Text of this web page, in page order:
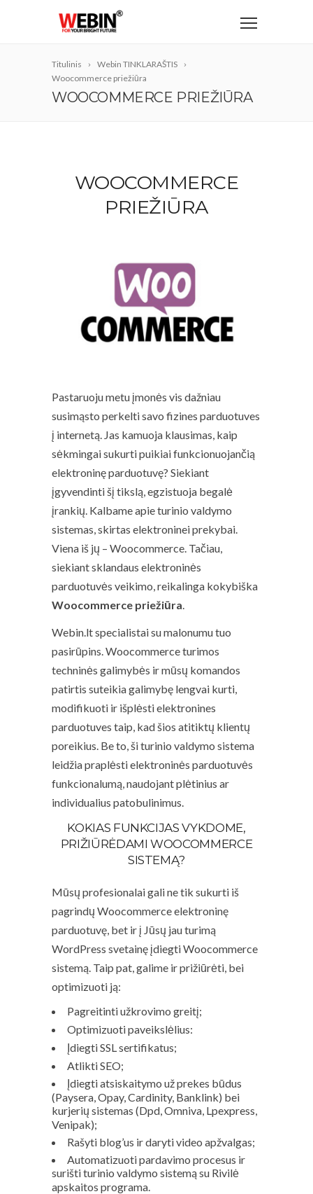
Titulinis
Webin TINKLARAŠTIS
Woocommerce priežiūra
WOOCOMMERCE PRIEŽIŪRA
WOOCOMMERCE
PRIEŽIŪRA
Pastaruoju metu įmonės vis dažniau
susimąsto perkelti savo fizines parduotuves
į internetą. Jas kamuoja klausimas, kaip
sėkmingai sukurti puikiai funkcionuojančią
elektroninę parduotuvę? Siekiant
įgyvendinti šį tikslą, egzistuoja begalė
įrankių. Kalbame apie turinio valdymo
sistemas, skirtas elektroninei prekybai.
Viena iš jų – Woocommerce. Tačiau,
siekiant sklandaus elektroninės
parduotuvės veikimo, reikalinga kokybiška
Woocommerce priežiūra
Webin.lt specialistai su malonumu tuo
pasirūpins. Woocommerce turimos
techninės galimybės ir mūsų komandos
patirtis suteikia galimybę lengvai kurti,
modifikuoti ir išplėsti elektronines
parduotuves taip, kad šios atitiktų klientų
poreikius. Be to, ši turinio valdymo sistema
leidžia praplėsti elektroninės parduotuvės
funkcionalumą, naudojant plėtinius ar
individualius patobulinimus.
KOKIAS FUNKCIJAS VYKDOME,
PRIŽIŪRĖDAMI WOOCOMMERCE
SISTEMĄ?
Mūsų profesionalai gali ne tik sukurti iš
pagrindų Woocommerce elektroninę
parduotuvę, bet ir į Jūsų jau turimą
WordPress svetainę įdiegti Woocommerce
sistemą. Taip pat, galime ir prižiūrėti, bei
optimizuoti ją:
Pagreitinti užkrovimo greitį;
Optimizuoti paveikslėlius:
Įdiegti SSL sertifikatus;
Atlikti SEO;
Įdiegti atsiskaitymo už prekes būdus
(Paysera, Opay, Cardinity, Banklink) bei
kurjerių sistemas (Dpd, Omniva, Lpexpress,
Venipak);
Rašyti blog’us ir daryti video apžvalgas;
Automatizuoti pardavimo procesus ir
surišti turinio valdymo sistemą su Rivilė
apskaitos programa.